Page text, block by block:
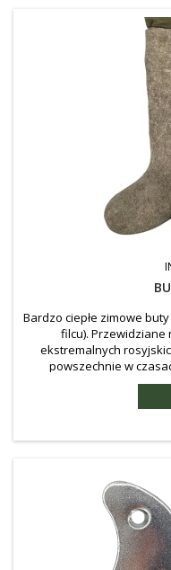
Bardzo ciepłe zimowe
filcu). Przewidziane
ekstremalnych
powszechnie w
wcześniej, w Carskiej